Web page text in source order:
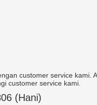
customer service kami.
customer service kami.
(Hani)